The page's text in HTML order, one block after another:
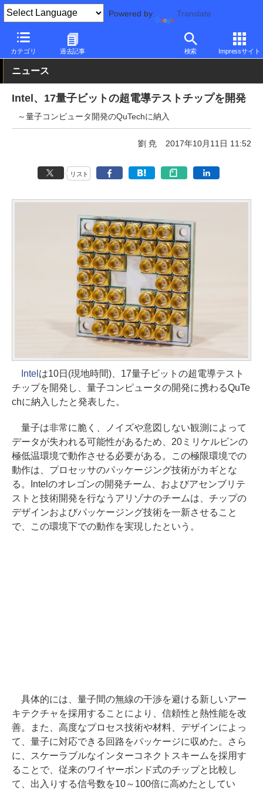
Powered by Translate
カテゴリ 過去記事 検索 Impressサイト
PC Watch 半導体/周辺機器
ニュース
Intel、17量子ビットの超電導テストチップを開発
～量子コンピュータ開発のQuTechに納入
劉 尭 2017年10月11日 11:52
リスト
Intel は10日(現地時間)、17量子ビットの超電導テスト
チップを開発し、量子コンピュータの開発に携わるQuTe
chに納入したと発表した。
量子は非常に脆く、ノイズや意図しない観測によって
データが失われる可能性があるため、20ミリケルビンの
極低温環境で動作させる必要がある。この極限環境での
動作は、プロセッサのパッケージング技術がカギとな
る。Intelのオレゴンの開発チーム、およびアセンブリテ
ストと技術開発を行なうアリゾナのチームは、チップの
デザインおよびパッケージング技術を一新させること
で、この環境下での動作を実現したという。
具体的には、量子間の無線の干渉を避ける新しいアー
キテクチャを採用することにより、信頼性と熱性能を改
善。また、高度なプロセス技術や材料、デザインによっ
て、量子に対応できる回路をパッケージに収めた。さら
に、スケーラブルなインターコネクトスキームを採用す
ることで、従来のワイヤーボンド式のチップと比較し
て、出入りする信号数を10～100倍に高めたとしてい